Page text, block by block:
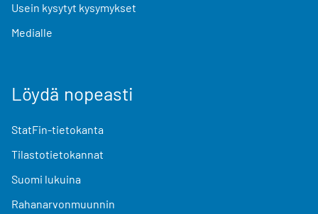
Usein kysytyt kysymykset
Medialle
Löydä nopeasti
StatFin-tietokanta
Tilastotietokannat
Suomi lukuina
Rahanarvonmuunnin